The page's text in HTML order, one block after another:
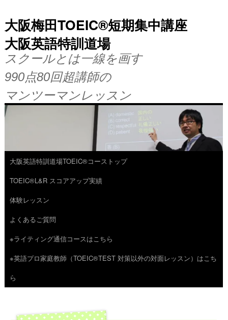
大阪梅田TOEIC®短期集中講座
大阪英語特訓道場
スクールとは一線を画す
990点80回超講師の
マンツーマンレッスン
コ
ン
テ
ン
ツ
へ
ス
大阪英語特訓道場TOEIC®コーストップ
TOEIC®L&R スコアアップ実績
体験レッスン
よくあるご質問
※ライティング通信コースはこちら
※英語プロ家庭教師（TOEIC®TEST 対策以外の対面レッスン）はこち
ら